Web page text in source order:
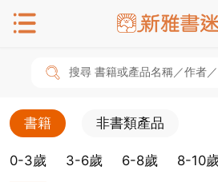
搜尋 書籍或產品名稱／作者
書籍 非書類產品
0-3歲 3-6歲 6-8歲 8-10